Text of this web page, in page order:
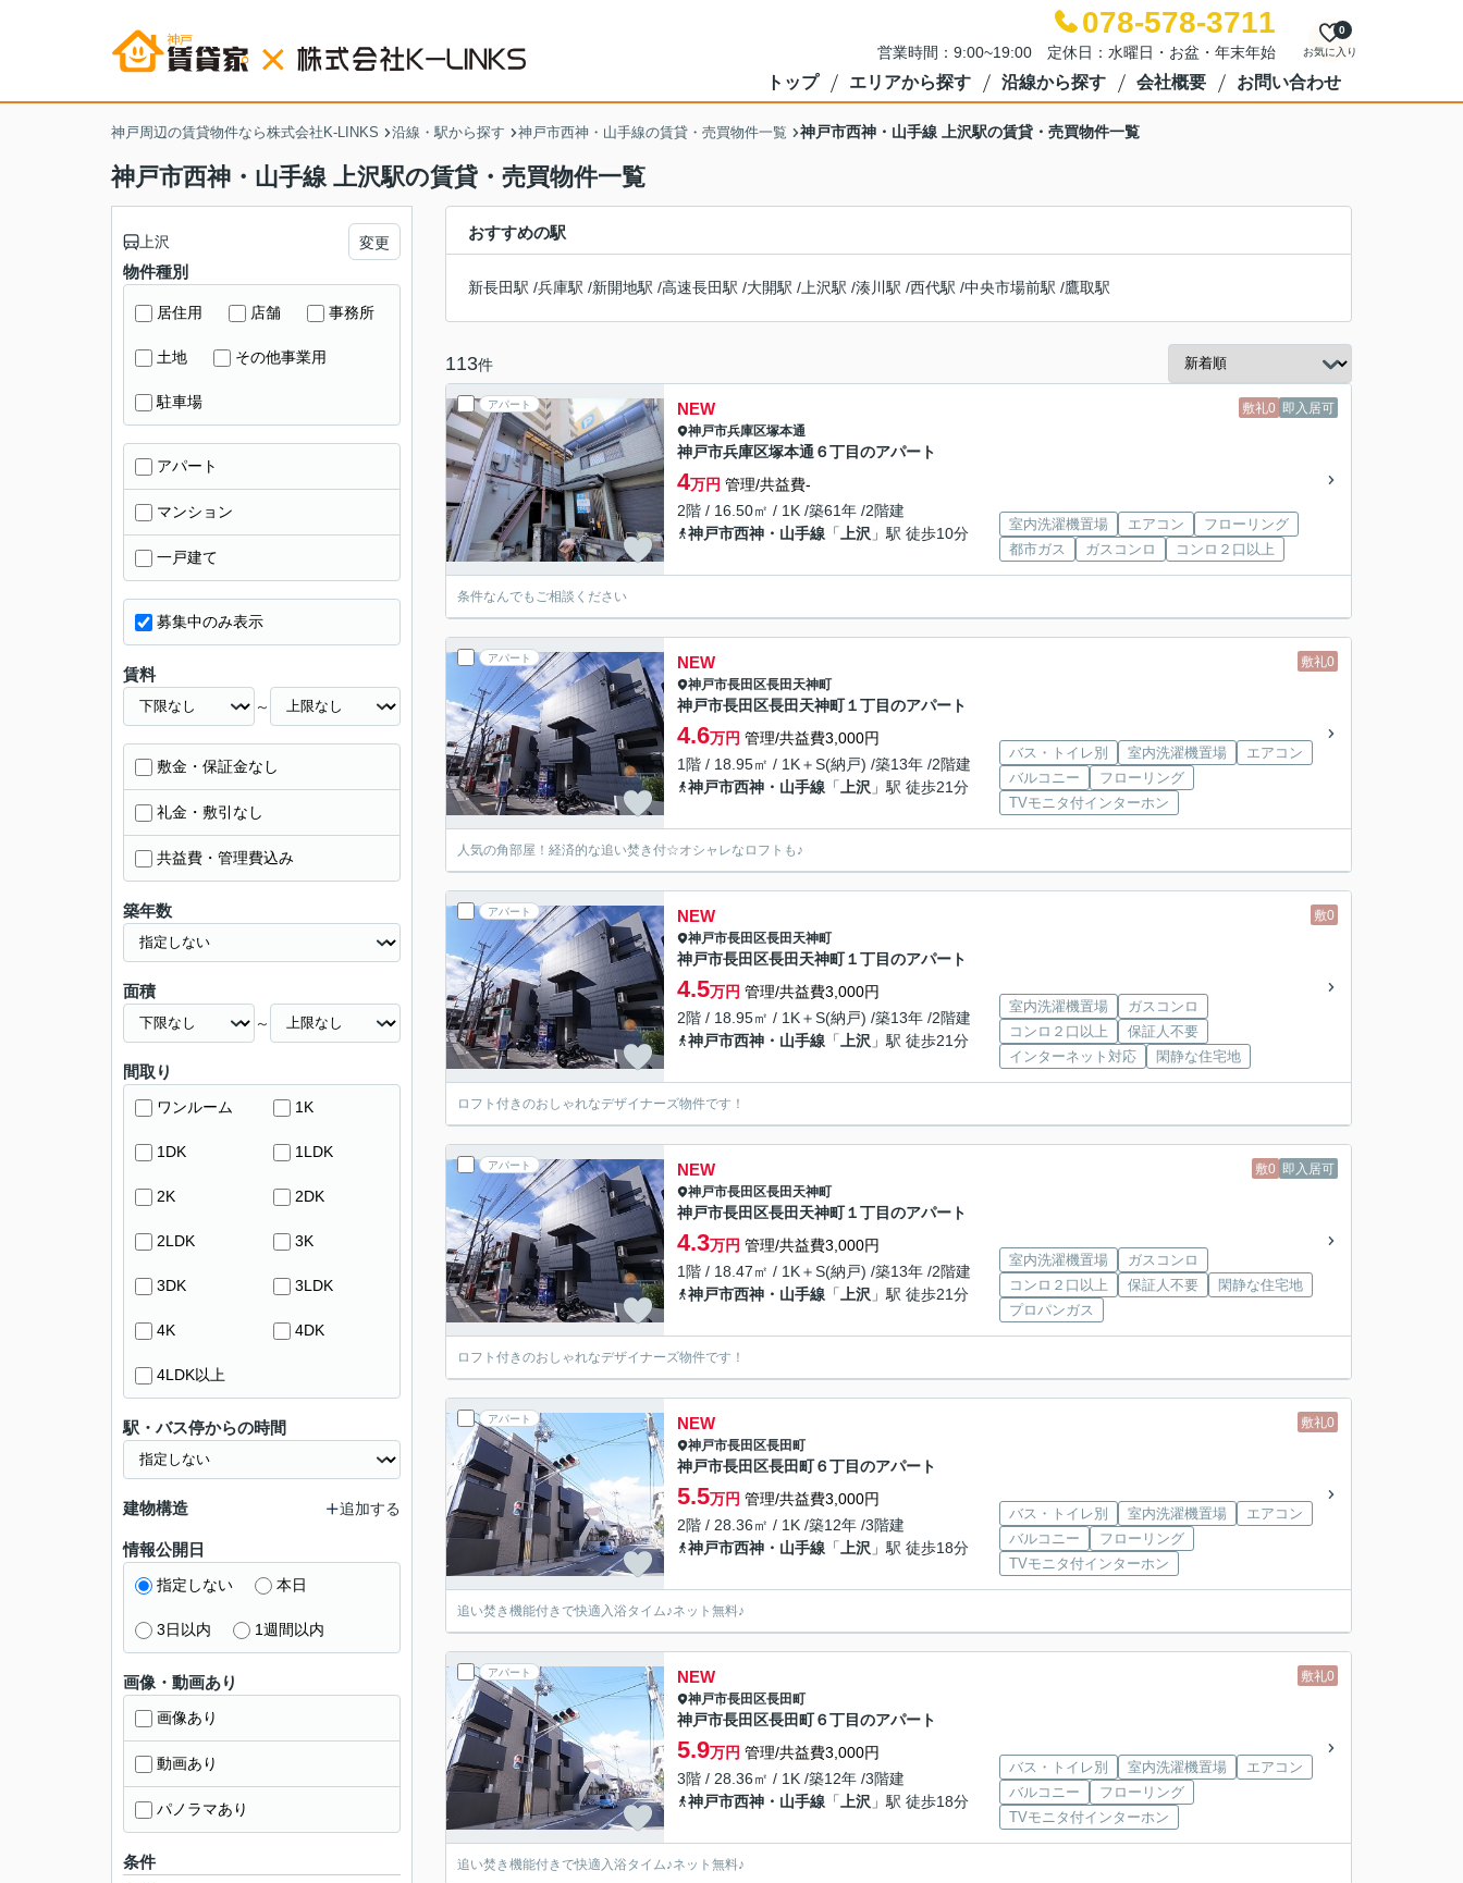
078-578-3711
営業時間：9:00~19:00 定休日：水曜日・お盆・年末年始 お気に入り
0
トップ エリアから探す 沿線から探す 会社概要 お問い合わせ
神戸周辺の賃貸物件なら株式会社K-LINKS 沿線・駅から探す 神戸市西神・山手線の賃貸・売買物件一覧 神戸市西神・山手線 上沢駅の賃貸・売買物件一覧
神戸市西神・山手線 上沢駅の賃貸・売買物件一覧
おすすめの駅
新長田駅 /兵庫駅 /新開地駅 /高速長田駅 /大開駅 / 上沢駅 /湊川駅 /西代駅 /中央市場前駅 /鷹取駅
113件
アパート 敷礼0 即入居可
NEW
神戸市兵庫区塚本通
神戸市兵庫区塚本通６丁目のアパート
4万円 管理/共益費-
2階 / 16.50㎡ / 1K /築61年 /2階建
神戸市西神・山手線 「 上沢 」駅 徒歩10分
室内洗濯機置場 エアコン
フローリング
都市ガス
ガスコンロ コンロ２口以上
条件なんでもご相談ください
アパート 敷礼0
NEW
神戸市長田区長田天神町
神戸市長田区長田天神町１丁目のアパート
4.6万円 管理/共益費3,000円
1階 / 18.95㎡ / 1K＋S(納戸) /築13年 /2階建
神戸市西神・山手線 「 上沢 」駅 徒歩21分
バス・トイレ別 室内洗濯機置場
エアコン
バルコニー
フローリング
TVモニタ付インターホン
人気の角部屋！経済的な追い焚き付☆オシャレなロフトも♪
アパート 敷0
NEW
神戸市長田区長田天神町
神戸市長田区長田天神町１丁目のアパート
4.5万円 管理/共益費3,000円
2階 / 18.95㎡ / 1K＋S(納戸) /築13年 /2階建
神戸市西神・山手線 「 上沢 」駅 徒歩21分
室内洗濯機置場
ガスコンロ
コンロ２口以上
保証人不要
インターネット対応
閑静な住宅地
ロフト付きのおしゃれなデザイナーズ物件です！
アパート 敷0 即入居可
NEW
神戸市長田区長田天神町
神戸市長田区長田天神町１丁目のアパート
4.3万円 管理/共益費3,000円
1階 / 18.47㎡ / 1K＋S(納戸) /築13年 /2階建
神戸市西神・山手線 「 上沢 」駅 徒歩21分
室内洗濯機置場
ガスコンロ
コンロ２口以上
保証人不要
閑静な住宅地
プロパンガス
ロフト付きのおしゃれなデザイナーズ物件です！
アパート 敷礼0
NEW
神戸市長田区長田町
神戸市長田区長田町６丁目のアパート
5.5万円 管理/共益費3,000円
2階 / 28.36㎡ / 1K /築12年 /3階建
神戸市西神・山手線 「 上沢 」駅 徒歩18分
バス・トイレ別 室内洗濯機置場
エアコン
バルコニー
フローリング
TVモニタ付インターホン
追い焚き機能付きで快適入浴タイム♪ネット無料♪
アパート 敷礼0
NEW
神戸市長田区長田町
神戸市長田区長田町６丁目のアパート
5.9万円 管理/共益費3,000円
3階 / 28.36㎡ / 1K /築12年 /3階建
神戸市西神・山手線 「 上沢 」駅 徒歩18分
バス・トイレ別 室内洗濯機置場
エアコン
バルコニー
フローリング
TVモニタ付インターホン
追い焚き機能付きで快適入浴タイム♪ネット無料♪
上沢 変更
物件種別
居住用 店舗 事務所
土地 その他事業用
駐車場
アパート
マンション
一戸建て
募集中のみ表示
賃料
～
敷金・保証金なし
礼金・敷引なし
共益費・管理費込み
築年数
面積
～
間取り
ワンルーム 1K
1DK 1LDK
2K 2DK
2LDK 3K
3DK 3LDK
4K 4DK
4LDK以上
駅・バス停からの時間
建物構造 追加する
情報公開日
指定しない 本日
3日以内 1週間以内
画像・動画あり
画像あり
動画あり
パノラマあり
条件